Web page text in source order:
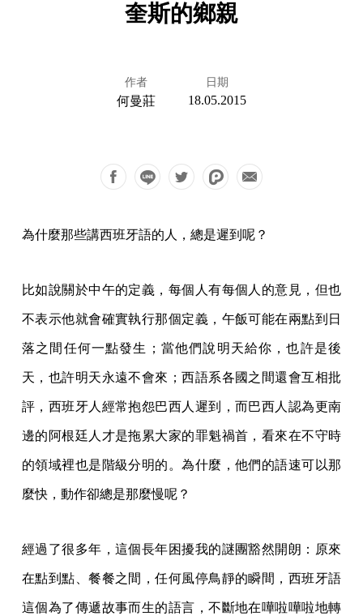
奎斯的鄉親
作者
何曼莊
日期
18.05.2015
為什麼那些講西班牙語的人，總是遲到呢？
比如說關於中午的定義，每個人有每個人的意見，但也
不表示他就會確實執行那個定義，午飯可能在兩點到日
落之間任何一點發生；當他們說明天給你，也許是後
天，也許明天永遠不會來；西語系各國之間還會互相批
評，西班牙人經常抱怨巴西人遲到，而巴西人認為更南
邊的阿根廷人才是拖累大家的罪魁禍首，看來在不守時
的領域裡也是階級分明的。為什麼，他們的語速可以那
麼快，動作卻總是那麼慢呢？
經過了很多年，這個長年困擾我的謎團豁然開朗：原來
在點到點、餐餐之間，任何風停鳥靜的瞬間，西班牙語
這個為了傳遞故事而生的語言，不斷地在嘩啦嘩啦地轉